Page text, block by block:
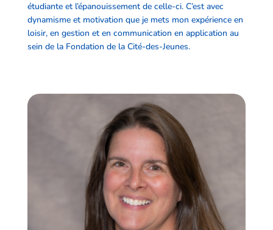
étudiante et l’épanouissement de celle-ci. C’est avec
dynamisme et motivation que je mets mon expérience en
loisir, en gestion et en communication en application au
sein de la Fondation de la Cité-des-Jeunes.